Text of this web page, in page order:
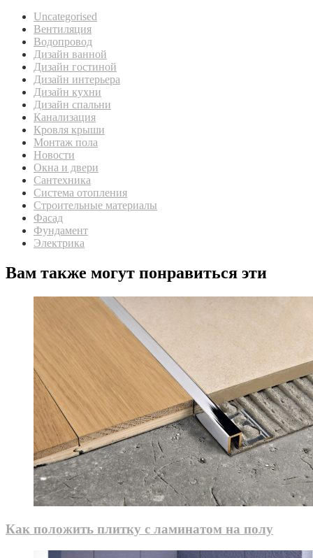
Uncategorised
Вентиляция
Водопровод
Дизайн ванной
Дизайн гостиной
Дизайн интерьера
Дизайн кухни
Дизайн спальни
Канализация
Кровля крыши
Монтаж пола
Новости
Окна и двери
Сантехника
Система отопления
Строительные материалы
Фасад
Фундамент
Электрика
Вам также могут понравиться эти
Как положить плитку с ламинатом на полу